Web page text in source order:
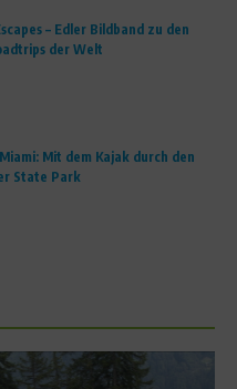
– Edler Bildband zu den
der Welt
Mit dem Kajak durch den
State Park